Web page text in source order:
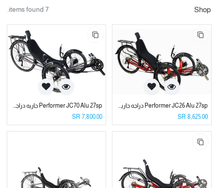
Shop
7 items found.
Performer JC26 Alu 27sp دراجه جاريه ثلاث كفرات برفورمر
8,625.00
Performer JC70 Alu 27sp جاريه دراجة ثلاث كفرات برفورمر
7,800.00